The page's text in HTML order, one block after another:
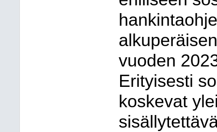
vuoden
Erityisesti
koskevat